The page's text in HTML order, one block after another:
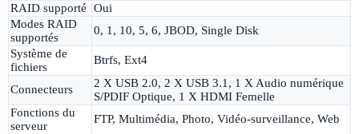
RAID supporté
Oui
Modes RAID
supportés
0, 1, 10, 5, 6, JBOD, Single Disk
Système de
fichiers
Btrfs, Ext4
Connecteurs
2 X USB 2.0, 2 X USB 3.1, 1 X Audio numérique
S/PDIF Optique, 1 X HDMI Femelle
Fonctions du
serveur
FTP, Multimédia, Photo, Vidéo-surveillance, Web